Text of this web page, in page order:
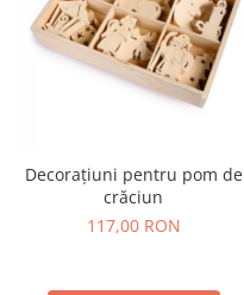
Decorațiuni pentru pom de
crăciun
117,00 RON